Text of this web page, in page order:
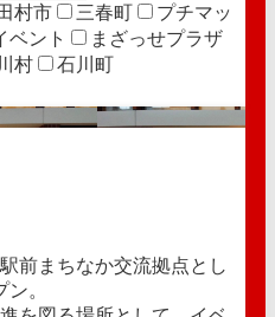
村市 三春町
プチマッ
ベント
まざっせプラザ
村 石川町
前まちなか交流拠点とし
。